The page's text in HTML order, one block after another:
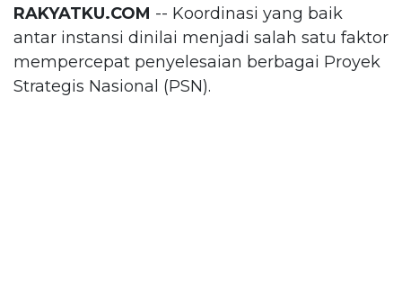
RAKYATKU.COM -- Koordinasi yang baik
antar instansi dinilai menjadi salah satu faktor
mempercepat penyelesaian berbagai Proyek
Strategis Nasional (PSN).